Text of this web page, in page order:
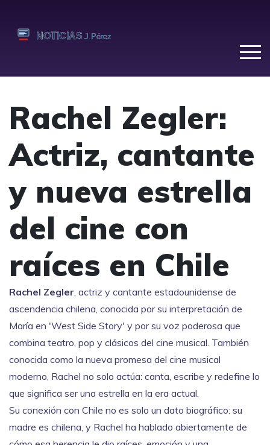
Rachel Zegler:
Actriz, cantante
y nueva estrella
del cine con
raíces en Chile
Rachel Zegler, actriz y cantante estadounidense de
ascendencia chilena, conocida por su interpretación de
María en 'West Side Story' y por su voz poderosa que
combina teatro, pop y clásicos del cine musical. También
conocida como la nueva promesa del cine musical
moderno, Rachel no solo actúa: canta, escribe y redefine lo
que significa ser una estrella en la era actual.
Su conexión con Chile no es solo un dato biográfico: su
madre es chilena, y Rachel ha hablado abiertamente de